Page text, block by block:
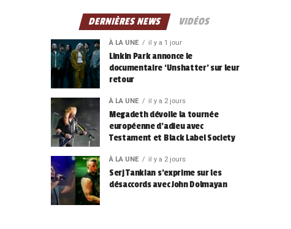
DERNIÈRES NEWS VIDÉOS
À LA UNE il y a 1 jour
Linkin Park annonce le
documentaire ‘Unshatter’ sur leur
retour
À LA UNE il y a 2 jours
Megadeth dévoile la tournée
européenne d’adieu avec
Testament et Black Label Society
À LA UNE il y a 2 jours
Serj Tankian s’exprime sur les
désaccords avec John Dolmayan